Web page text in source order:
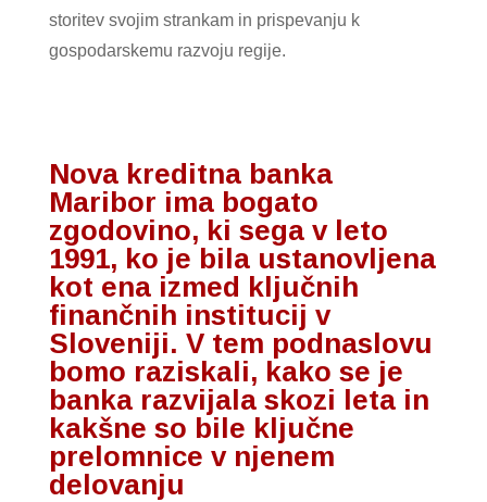
storitev svojim strankam in prispevanju k
gospodarskemu razvoju regije.
Nova kreditna banka
Maribor ima bogato
zgodovino, ki sega v leto
1991, ko je bila ustanovljena
kot ena izmed ključnih
finančnih institucij v
Sloveniji. V tem podnaslovu
bomo raziskali, kako se je
banka razvijala skozi leta in
kakšne so bile ključne
prelomnice v njenem
delovanju